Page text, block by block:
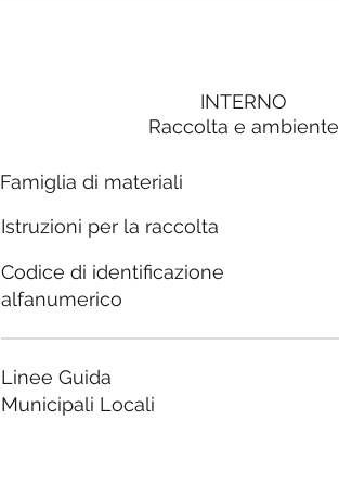
INTERNO
Raccolta e ambiente
Famiglia di materiali
Istruzioni per la raccolta
Codice di identificazione
alfanumerico
Linee Guida
Municipali Locali